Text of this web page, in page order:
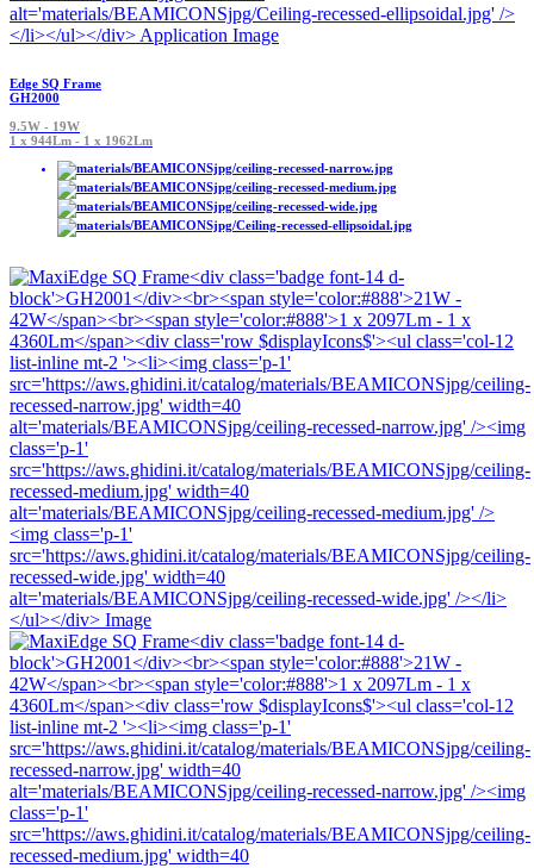
Edge SQ Frame
GH2000
9.5W - 19W
1 x 944Lm - 1 x 1962Lm